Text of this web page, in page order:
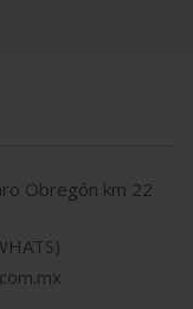
Obregón km 22